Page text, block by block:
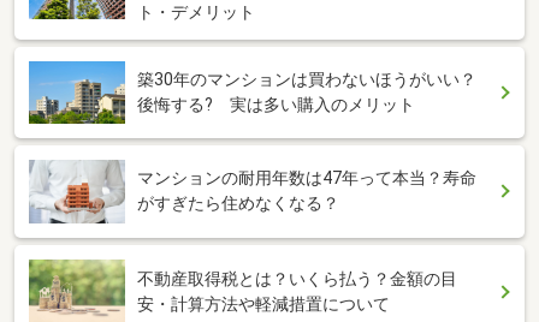
ト・デメリット
築30年のマンションは買わないほうがいい？
後悔する? 実は多い購入のメリット
マンションの耐用年数は47年って本当？寿命
がすぎたら住めなくなる？
不動産取得税とは？いくら払う？金額の目
安・計算方法や軽減措置について